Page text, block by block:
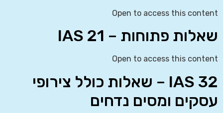
Open to access this content
שאלות פתוחות – IAS 21
Open to access this content
IAS 32 – שאלות כולל צירופי
עסקים ומסים נדחים